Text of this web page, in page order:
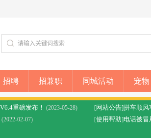
招聘 招兼职 同城活动 宠物
重磅发布！ (2023-05-28)
(2022-02-07) [使用帮助]电话被冒